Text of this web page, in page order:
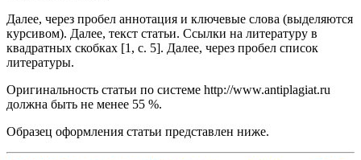
Далее, через пробел аннотация и ключевые слова (выделяются
курсивом). Далее, текст статьи. Ссылки на литературу в
квадратных скобках [1, с. 5]. Далее, через пробел список
литературы.
Оригинальность статьи по системе http://www.antiplagiat.ru
должна быть не менее 55 %.
Образец оформления статьи представлен ниже.